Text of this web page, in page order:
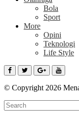
Bola
Sport
More
Opini
Teknologi
Life Style
© Copyright 2026